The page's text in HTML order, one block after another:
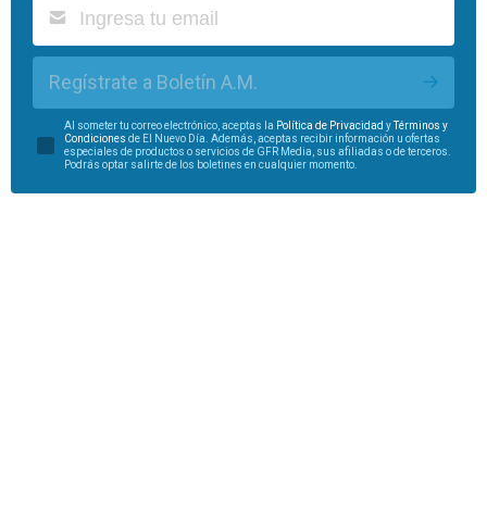
Regístrate a Boletín A.M.
Al someter tu correo electrónico, aceptas la Política de Privacidad yTérminos y
Condiciones de El Nuevo Día. Además, aceptas recibir información u ofertas
especiales de productos o servicios de GFR Media, sus afiliadas o de terceros.
Podrás optar salirte de los boletines en cualquier momento.